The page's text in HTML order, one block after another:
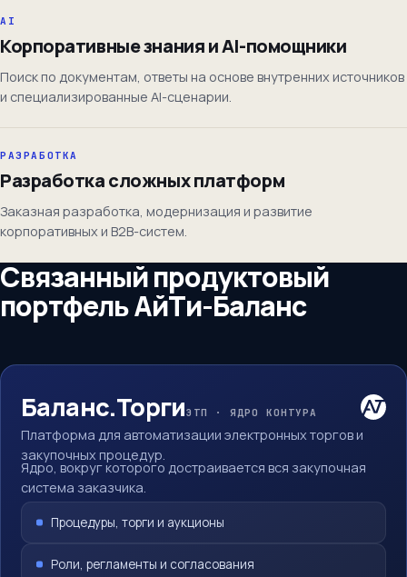
AI
Корпоративные знания и AI-помощники
Поиск по документам, ответы на основе внутренних источников
и специализированные AI-сценарии.
РАЗРАБОТКА
Разработка сложных платформ
Заказная разработка, модернизация и развитие
корпоративных и B2B-систем.
Связанный продуктовый
портфель АйТи-Баланс
Баланс.ТоргиЭТП · ЯДРО КОНТУРА
Платформа для автоматизации электронных торгов и
закупочных процедур.
Ядро, вокруг которого достраивается вся закупочная
система заказчика.
Процедуры, торги и аукционы
Роли, регламенты и согласования